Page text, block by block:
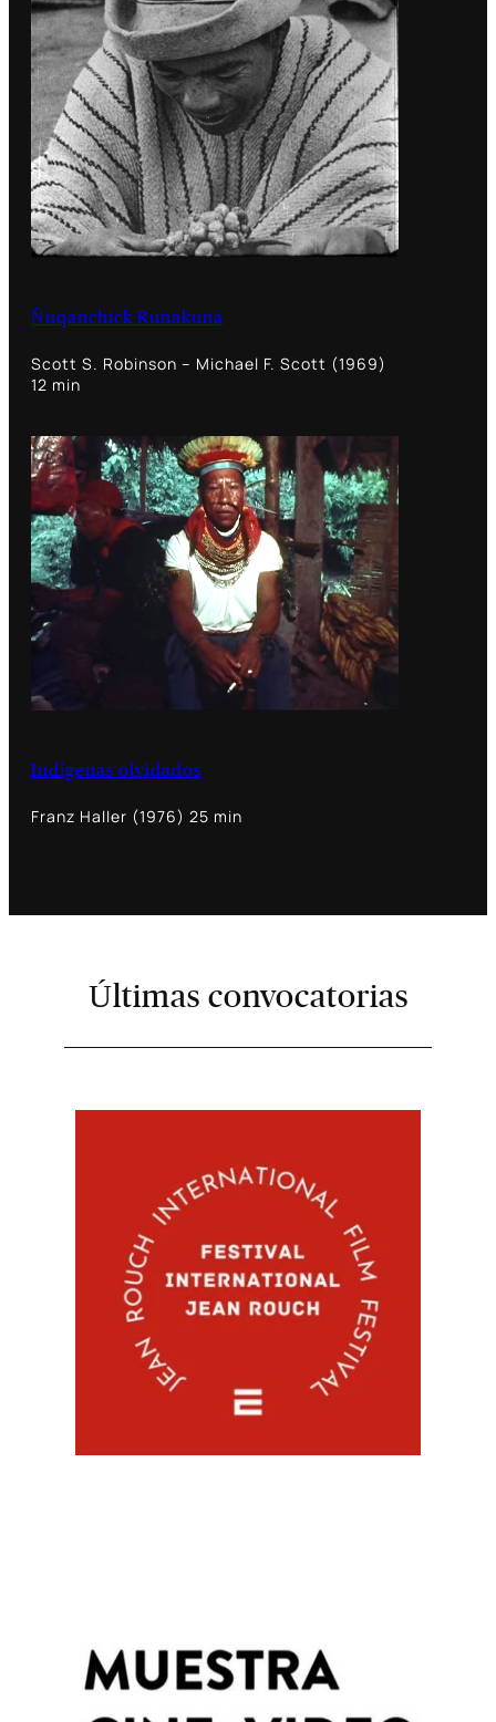
Ñuqanchick Runakuna
Scott S. Robinson – Michael F. Scott (1969)
12 min
Indígenas olvidados
Franz Haller (1976) 25 min
Últimas convocatorias